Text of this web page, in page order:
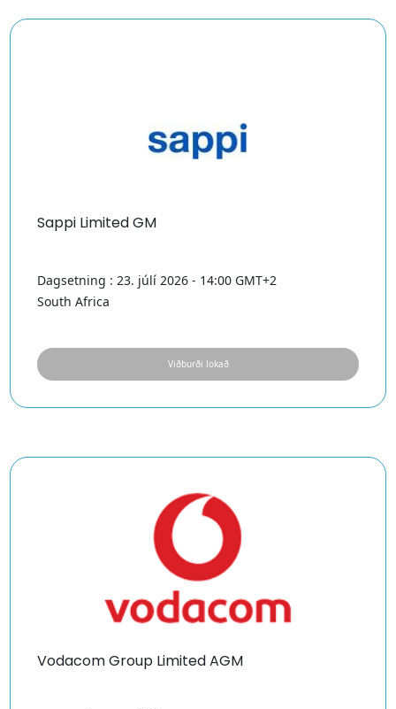
Sappi Limited GM
Dagsetning : 23. júlí 2026 - 14:00 GMT+2
South Africa
Viðburði lokað
Vodacom Group Limited AGM